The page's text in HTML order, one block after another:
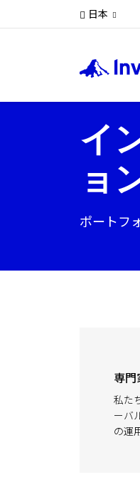
日本
イ
ョ
ポートフ
専
私た
ーバ
の運